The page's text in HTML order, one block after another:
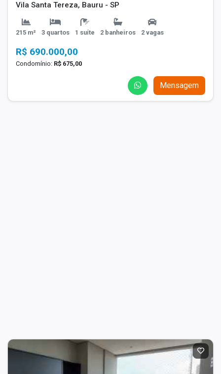
Vila Santa Tereza, Bauru - SP
215 m² 3 quartos 1 suíte 2 banheiros 2 vagas
R$ 690.000,00
Condomínio: R$ 675,00
Mensagem